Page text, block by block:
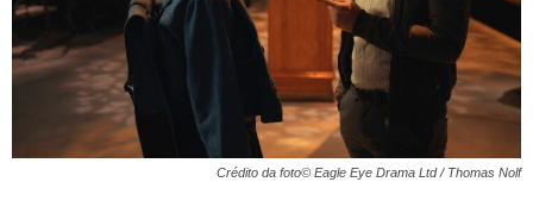
Crédito da foto© Eagle Eye Drama Ltd / Thomas Nolf